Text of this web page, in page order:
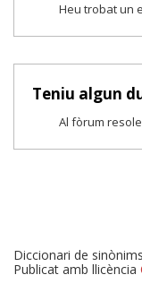
Heu trobat un
Teniu algun
Al fòrum
Diccionari de
Publicat amb llicència